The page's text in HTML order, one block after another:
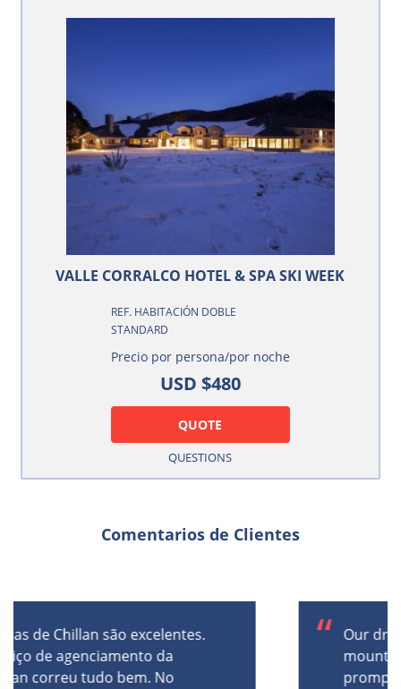
VALLE CORRALCO HOTEL & SPA SKI WEEK
REF. HABITACIÓN DOBLE
STANDARD
Precio por persona/por noche
USD $480
QUOTE
QUESTIONS
Comentarios de Clientes
Our drivers to and from the
mountain from Santiago were
prompt, and respectful.